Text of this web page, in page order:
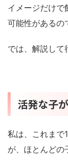
イメージだけで
可能性があるの
では、解説して
活発な子
私は、これまで
が、ほとんどの